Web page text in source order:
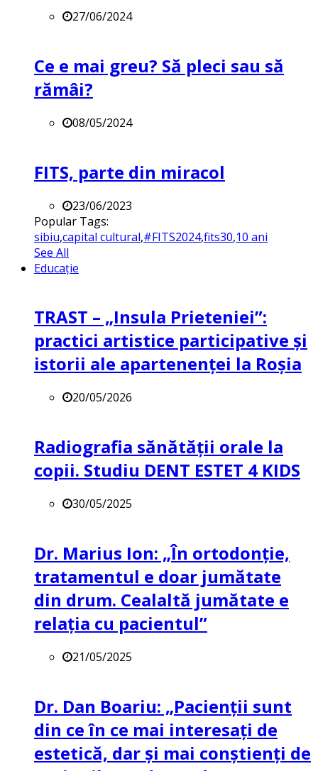
27/06/2024
Ce e mai greu? Să pleci sau să
rămâi?
08/05/2024
FITS, parte din miracol
23/06/2023
Popular Tags:
sibiu,capital cultural,#FITS2024,fits30,10 ani
See All
Educație
TRAST – „Insula Prieteniei”:
practici artistice participative și
istorii ale apartenenței la Roșia
20/05/2026
Radiografia sănătății orale la
copii. Studiu DENT ESTET 4 KIDS
30/05/2025
Dr. Marius Ion: „În ortodonție,
tratamentul e doar jumătate
din drum. Cealaltă jumătate e
relația cu pacientul”
21/05/2025
Dr. Dan Boariu: „Pacienții sunt
din ce în ce mai interesați de
estetică, dar și mai conștienți de